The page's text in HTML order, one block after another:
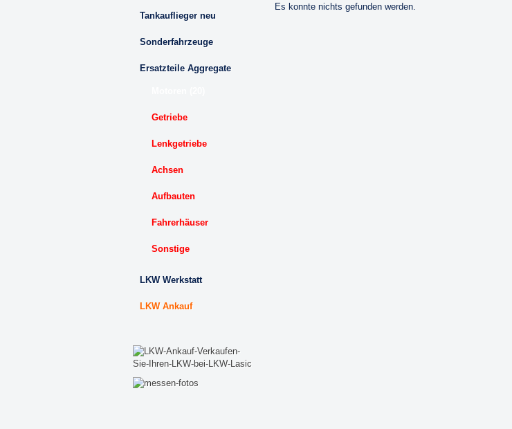
Tankauflieger neu
Sonderfahrzeuge
Ersatzteile Aggregate
Getriebe
Lenkgetriebe
Achsen
Aufbauten
Fahrerhäuser
Sonstige
LKW Werkstatt
LKW Ankauf
Es konnte nichts gefunden werden.